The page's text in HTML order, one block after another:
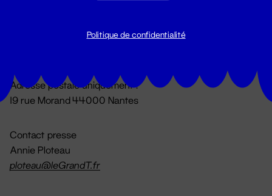
Du lundi au vendredi 14h → 18h
Adresse postale uniquement :
19 rue Morand 44000 Nantes
Contact presse
Annie Ploteau
ploteau@leGrandT.fr
Politique de confidentialité